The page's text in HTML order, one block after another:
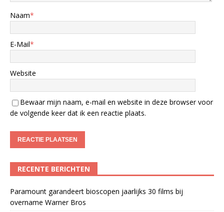
Naam*
E-Mail*
Website
Bewaar mijn naam, e-mail en website in deze browser voor
de volgende keer dat ik een reactie plaats.
RECENTE BERICHTEN
Paramount garandeert bioscopen jaarlijks 30 films bij
overname Warner Bros